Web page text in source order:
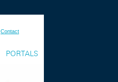
Contact
PORTALS